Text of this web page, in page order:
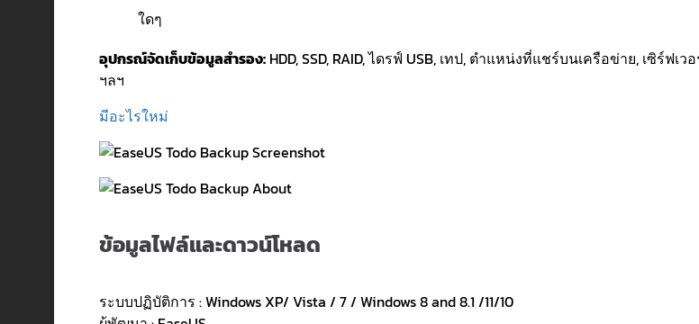
ใดๆ
อุปกรณ์จัดเก็บข้อมูลสำรอง:HDD, SSD, RAID, ไดรฟ์ USB, เทป, ตำแหน่งที่แชร์บนเครือข่าย, เซิร์ฟเวอ
ฯลฯ
มีอะไรใหม่
ข้อมูลไฟล์และดาวน์โหลด
ระบบปฏิบัติการ : Windows XP/ Vista / 7 / Windows 8 and 8.1 /11/10